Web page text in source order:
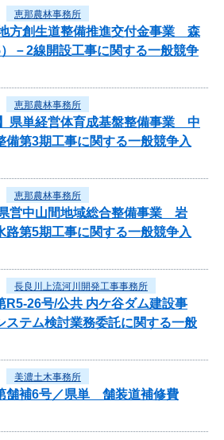
恵那農林事務所
方創生道整備推進交付金事業 森
－2線開設工事に関する一般競争
恵那農林事務所
県単経営体育成基盤整備事業 中
第3期工事に関する一般競争入
恵那農林事務所
営中山間地域総合整備事業 岩
第5期工事に関する一般競争入
長良川上流河川開発工事事務所
R5-26号/公共 内ケ谷ダム建設事
テム検討業務委託に関する一般
美濃土木事務所
舗補6号／県単 舗装道補修費